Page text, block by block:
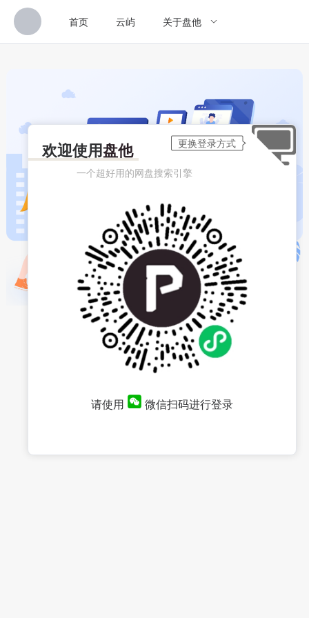
首页 云屿 关于盘他
欢迎使用盘他
一个超好用的网盘搜索引擎
请使用 微信扫码进行登录